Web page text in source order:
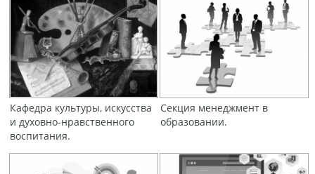
Кафедра культуры, искусства
и духовно-нравственного
воспитания.
Секция менеджмент в
образовании.